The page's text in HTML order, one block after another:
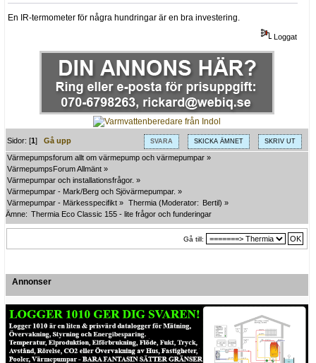
En IR-termometer för några hundringar är en bra investering.
Loggat
SVARA SKICKA ÄMNET SKRIV UT
Sidor: [1]Gå upp
Värmepumpsforum allt om värmepump och värmepumpar »
VärmepumpsForum Allmänt »
Värmepumpar och installationsfrågor. »
Värmepumpar - Mark/Berg och Sjövärmepumpar. »
Värmepumpar - Märkesspecifikt » Thermia (Moderator: Bertil) »
Ämne: Thermia Eco Classic 155 - lite frågor och funderingar
Gå till:
Annonser